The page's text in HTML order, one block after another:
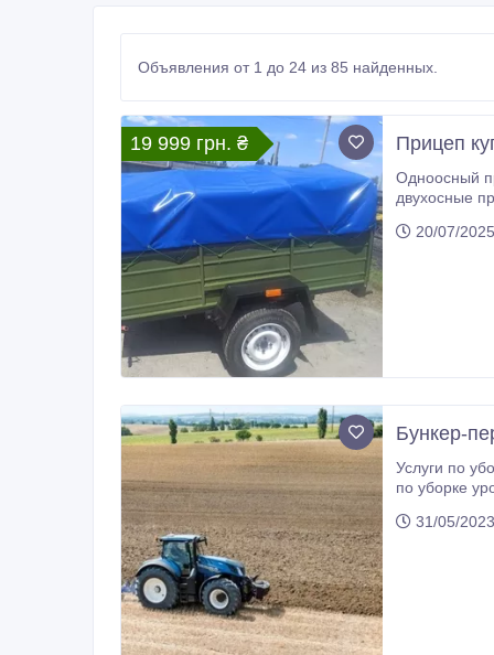
Объявления от 1 до 24 из 85 найденных.
19 999 грн. ₴ Прицеп
Одноосный прицеп Днепр- 200! Данный прицеп
двухосные прицепы, прицепы из бакелитовой фанеры . Широкий выбор
20/07/2025
Бункер-
Услуги по
по уборке урожая комбайнами, обработка
31/05/2023